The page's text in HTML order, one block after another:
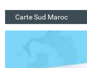
Carte Sud Maroc